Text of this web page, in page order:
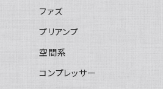
ファズ
プリアンプ
空間系
コンプレッサー